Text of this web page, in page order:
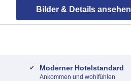
Bilder & Details ansehen
Moderner Hotelstandard
Ankommen und wohlfühlen